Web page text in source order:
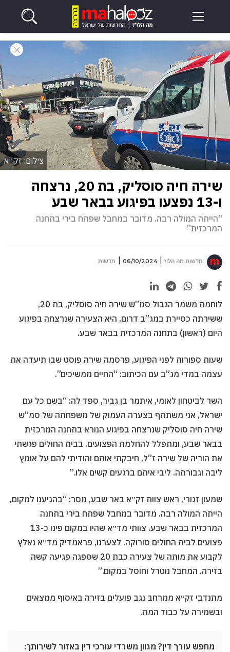
צילום: זק”א
שירה חיה סוסליק, בת 20, נרצחה
ו-13 נפצעו בפיגוע בבאר שבע
“הייתה המולה רבה. מדובר במחבל שפתח בירי בתחנה
המרכזית”
חדשות מה הלוז 06/10/2024 חדשות
לוחמת משמר הגבול סמ”ש שירה חיה סוסליק, בת 20,
ששירתה כסיירת במג”ב דרום, היא הצעירה שנרצחה בפיגוע
היום (ראשון) בתחנה המרכזית בבאר שבע.
שעות ספורות לפני הפיגוע, פרסמה שירה פוסט שבו תיעדה את
עצמה במדי מג”ב עם הכיתוב: “החיים ממשיכים”.
השר לביטחון לאומי, איתמר בן גביר, ספד לה: “בשם כל עם
ישראל, אני משתתף בצערה העמוק של משפחתה של סמ”ש
שירה חיה סוסליק שנרצחה בפיגוע הנורא בתחנה המרכזית
בבאר שבע, ומתפלל להחלמת הפצועים. בבית החולים פגשתי
את הוריה של שירה ז”ל, חיבקתי אותם והודיתי להם על אומץ
ליבה וגבורתה. ליבי איתם ברגעים קשים אלו.”
שמעון זגורי, ראש צוות זק״א באר שבע, מסר: “בהגיענו למקום,
הייתה המולה רבה. מדובר במחבל שפתח בירי בתחנה
המרכזית בבאר שבע. צוותי מד״א שהיו במקום פינו כ-13
פצועים לבית החולים סורוקה. לצערנו, פראמדיק מד״א נאלץ
לקבוע את מותה של צעירה כבת 20 שספגה פגיעה קשה
בזירה. המחבל נוטרל וחוסל במקום.”
מתנדבי זק״א ממרחב נגב פועלים בזירה באיסוף ממצאים
ובשמירה על כבוד המת.
מחפש עורך דין? מגוון משרדי עורכי דין באזור לשירותך: